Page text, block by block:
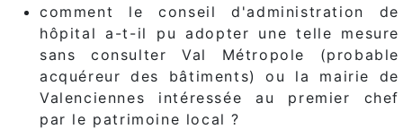
comment le conseil d'administration de
hôpital a-t-il pu adopter une telle mesure
sans consulter Val Métropole (probable
acquéreur des bâtiments) ou la mairie de
Valenciennes intéressée au premier chef
par le patrimoine local ?